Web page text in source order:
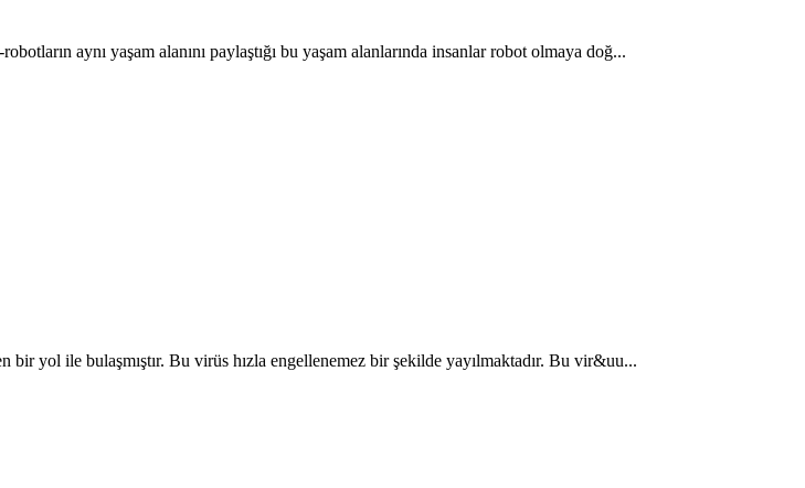
aynı yaşam alanını paylaştığı bu yaşam alanlarında insanlar robot olmaya doğ...
yol ile bulaşmıştır. Bu virüs hızla engellenemez bir şekilde yayılmaktadır. Bu vir&uu...